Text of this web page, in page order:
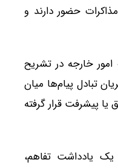
حضور دارند و
خارجه در تشریح
تبادل پیام‌ها میان
پیشرفت قرار گرفته
یادداشت تفاهم،